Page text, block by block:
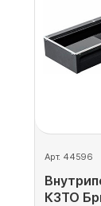
Арт. 44596
КЗТО